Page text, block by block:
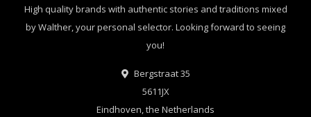
High quality brands with authentic stories and traditions mixed
by Walther, your personal selector. Looking forward to seeing
you!
Bergstraat 35
5611JX
Eindhoven, the Netherlands